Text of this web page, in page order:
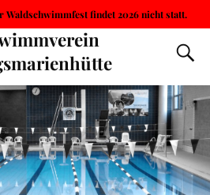
Waldschwimmfest findet 2026 nicht statt.